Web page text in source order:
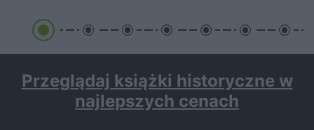
Przeglądaj książki historyczne w
najlepszych cenach